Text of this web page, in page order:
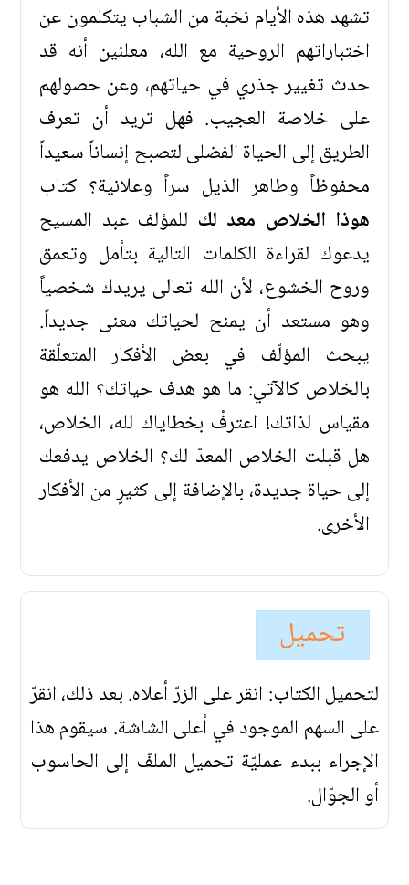
تشهد هذه الأيام نخبة من الشباب يتكلمون عن
اختباراتهم الروحية مع الله، معلنين أنه قد
حدث تغيير جذري في حياتهم، وعن حصولهم
على خلاصة العجيب. فهل تريد أن تعرف
الطريق إلى الحياة الفضلى لتصبح إنساناً سعيداً
محفوظاً وطاهر الذيل سراً وعلانية؟ كتاب
هوذا الخلاص معد لك للمؤلف عبد المسيح
يدعوك لقراءة الكلمات التالية بتأمل وتعمق
وروح الخشوع، لأن الله تعالى يريدك شخصياً
وهو مستعد أن يمنح لحياتك معنى جديداً.
يبحث المؤلّف في بعض الأفكار المتعلّقة
بالخلاص كالآتي: ما هو هدف حياتك؟ الله هو
مقياس لذاتك! اعترفْ بخطاياك لله، الخلاص،
هل قبلت الخلاص المعدّ لك؟ الخلاص يدفعك
إلى حياة جديدة، بالإضافة إلى كثيرٍ من الأفكار
الأخرى.
تحميل
لتحميل الكتاب: انقر على الزرّ أعلاه. بعد ذلك، انقرّ
على السهم الموجود في أعلى الشاشة. سيقوم هذا
الإجراء ببدء عمليّة تحميل الملفّ إلى الحاسوب
أو الجوّال.